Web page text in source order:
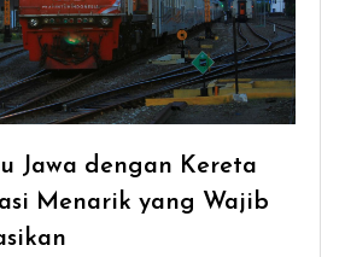
Jawa dengan Kereta
Menarik yang Wajib